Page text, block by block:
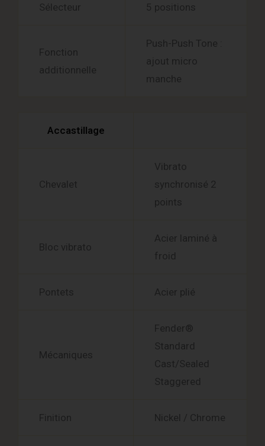
Sélecteur 5 positions
Fonction
additionnelle
Push-Push Tone :
ajout micro
manche
Accastillage
Chevalet
Vibrato
synchronisé 2
points
Bloc vibrato
Acier laminé à
froid
Pontets Acier plié
Mécaniques
Fender®
Standard
Cast/Sealed
Staggered
Finition Nickel / Chrome